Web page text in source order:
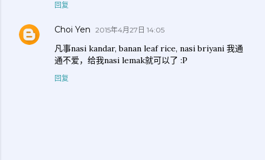
回复
Choi Yen 2015年4月27日 14:05
凡事nasi kandar, banan leaf rice, nasi briyani 我通
通不爱，给我nasi lemak就可以了 :P
回复